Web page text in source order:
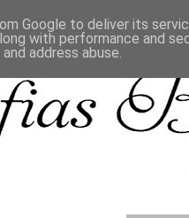
Google to deliver its
with performance and
address abuse.